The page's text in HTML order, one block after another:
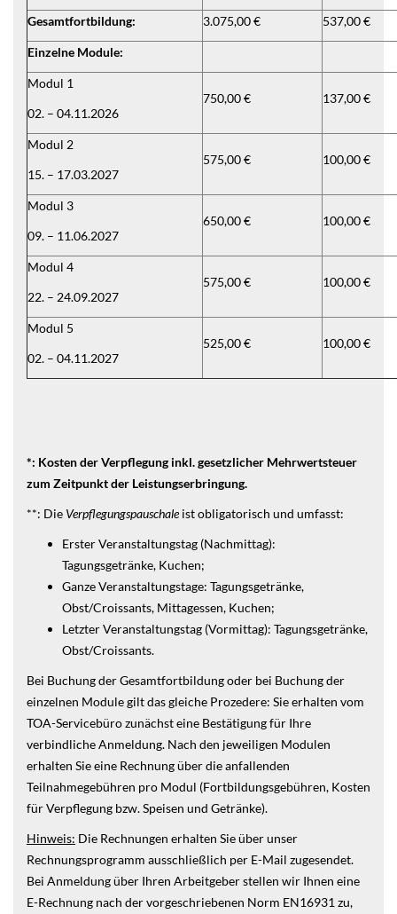
Gesamtfortbildung: 3.075,00 € 537,00 €
Einzelne Module:
Modul 1
02. – 04.11.2026
750,00 € 137,00 €
Modul 2
15. – 17.03.2027
575,00 € 100,00 €
Modul 3
09. – 11.06.2027
650,00 € 100,00 €
Modul 4
22. – 24.09.2027
575,00 € 100,00 €
Modul 5
02. – 04.11.2027
525,00 € 100,00 €
*: Kosten der Verpflegung inkl. gesetzlicher Mehrwertsteuer
zum Zeitpunkt der Leistungserbringung.
**: Die Verpflegungspauschaleist obligatorisch und umfasst:
Erster Veranstaltungstag (Nachmittag):
Tagungsgetränke, Kuchen;
Ganze Veranstaltungstage: Tagungsgetränke,
Obst/Croissants, Mittagessen, Kuchen;
Letzter Veranstaltungstag (Vormittag): Tagungsgetränke,
Obst/Croissants.
Bei Buchung der Gesamtfortbildung oder bei Buchung der
einzelnen Module gilt das gleiche Prozedere: Sie erhalten vom
TOA-Servicebüro zunächst eine Bestätigung für Ihre
verbindliche Anmeldung. Nach den jeweiligen Modulen
erhalten Sie eine Rechnung über die anfallenden
Teilnahmegebühren pro Modul (Fortbildungsgebühren, Kosten
für Verpflegung bzw. Speisen und Getränke).
Hinweis: Die Rechnungen erhalten Sie über unser
Rechnungsprogramm ausschließlich per E-Mail zugesendet.
Bei Anmeldung über Ihren Arbeitgeber stellen wir Ihnen eine
E-Rechnung nach der vorgeschriebenen Norm EN16931 zu,